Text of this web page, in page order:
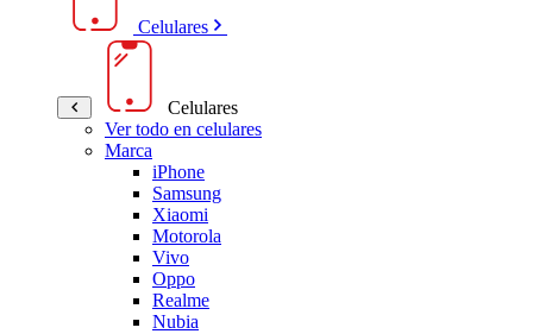
Celulares
Celulares
Ver todo en celulares
Marca
iPhone
Samsung
Xiaomi
Motorola
Vivo
Oppo
Realme
Nubia